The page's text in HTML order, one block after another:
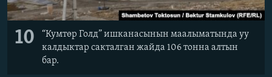
10
“Кумтөр Голд” ишканасынын маалыматында уу
калдыктар сакталган жайда 106 тонна алтын
бар.